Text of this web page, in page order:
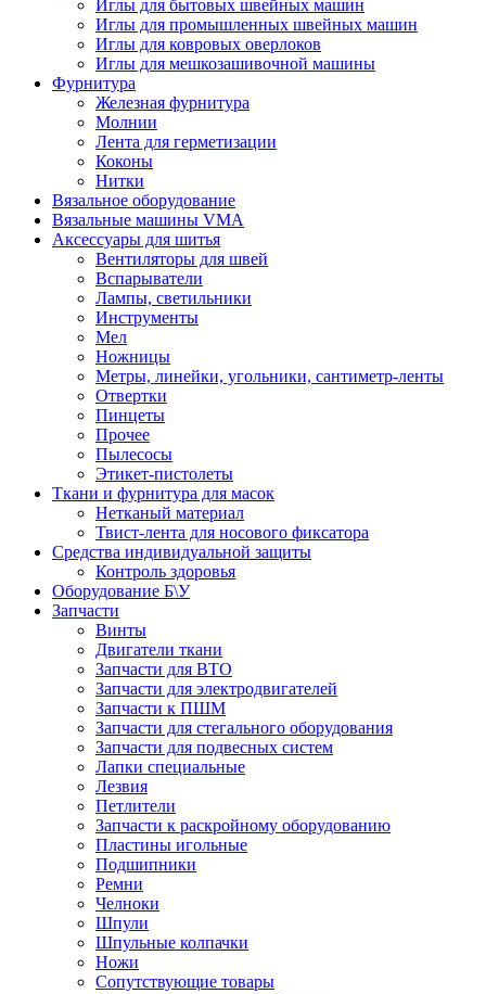
Иглы для бытовых швейных машин
Иглы для промышленных швейных машин
Иглы для ковровых оверлоков
Иглы для мешкозашивочной машины
Фурнитура
Железная фурнитура
Молнии
Лента для герметизации
Коконы
Нитки
Вязальное оборудование
Вязальные машины VMA
Аксессуары для шитья
Вентиляторы для швей
Вспарыватели
Лампы, светильники
Инструменты
Мел
Ножницы
Метры, линейки, угольники, сантиметр-ленты
Отвертки
Пинцеты
Прочее
Пылесосы
Этикет-пистолеты
Ткани и фурнитура для масок
Нетканый материал
Твист-лента для носового фиксатора
Средства индивидуальной защиты
Контроль здоровья
Оборудование Б\У
Запчасти
Винты
Двигатели ткани
Запчасти для ВТО
Запчасти для электродвигателей
Запчасти к ПШМ
Запчасти для стегального оборудования
Запчасти для подвесных систем
Лапки специальные
Лезвия
Петлители
Запчасти к раскройному оборудованию
Пластины игольные
Подшипники
Ремни
Челноки
Шпули
Шпульные колпачки
Ножи
Сопутствующие товары